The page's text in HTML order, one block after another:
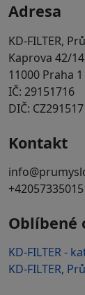
Adresa
KD-FILTER,
Kaprova 42/
11000 Praha
IČ: 29151716
DIČ:
Kontakt
Oblíbené
KD-FILTER -
KD-FILTER,